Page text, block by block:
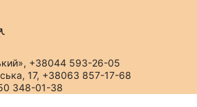
+38044 593-26-05
17, +38063 857-17-68
348-01-38